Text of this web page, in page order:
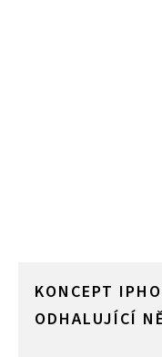
KONCEPT
ODHALUJÍCÍ